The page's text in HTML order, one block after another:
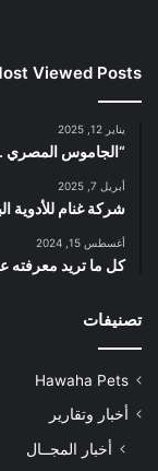
Viewed Posts
يناير 12, 2025
“الجاموس المصري
أبريل 7, 2025
شركة غنام للأدوية
أغسطس 15, 2024
كل ما تريد معرفته
تصنيفات
Hawaha Pets
أخبار وتقارير
أخبار المجــال